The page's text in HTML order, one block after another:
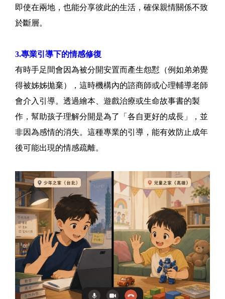
即使在兩地，也能分享彼此的生活，確保親情關係不致
於斷層。
3.專業引導下的情感修復
有時手足間會因為被分開安置而產生怨懟（例如弟弟覺
得被姊姊拋棄），這時機構內的諮商師或心理輔導老師
會介入引導。透過繪本、遊戲治療或生命故事書的製
作，幫助孩子理解分開是為了「各自更好的成長」，並
非因為感情的消失。這種專業的引導，能有效防止成年
後可能出現的情感疏離。